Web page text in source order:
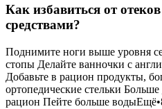
Как избавиться от
средствами?
Поднимите ноги выше уровня
стопы Делайте ванночки с
Добавьте в рацион продукты,
ортопедические стельки
рацион Пейте больше